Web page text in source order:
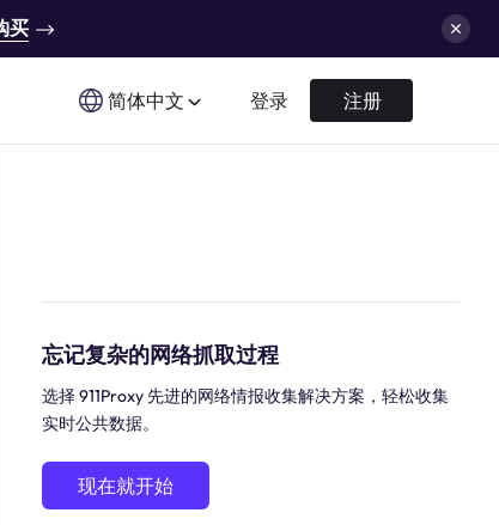
买
简体中文 登录 注册
忘记复杂的网络抓取过程
选择 911Proxy 先进的网络情报收集解决方案，轻松收集
实时公共数据。
现在就开始